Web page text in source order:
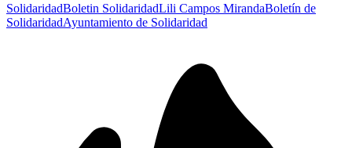
SolidaridadBoletin SolidaridadLili Campos MirandaBoletín de
SolidaridadAyuntamiento de Solidaridad